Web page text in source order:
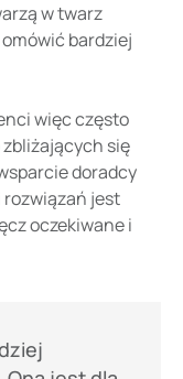
w twarz
bardziej
więc często
się
doradcy
jest
oczekiwane i